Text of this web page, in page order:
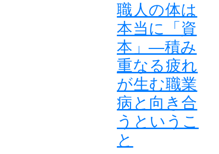
職人の体は
本当に「資
本」―積み
重なる疲れ
が生む職業
病と向き合
うというこ
と